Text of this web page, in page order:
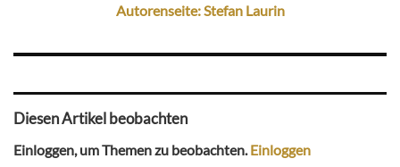
Autorenseite: Stefan Laurin
Diesen Artikel beobachten
Einloggen, um Themen zu beobachten.Einloggen